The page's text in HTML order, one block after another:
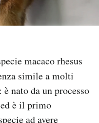
macaco rhesus
simile a molti
nato da un processo
è il primo
ad avere